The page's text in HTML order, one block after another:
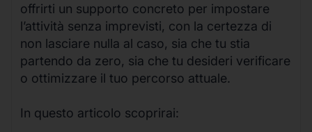
offrirti un supporto concreto per impostare
l’attività senza imprevisti, con la certezza di
non lasciare nulla al caso, sia che tu stia
partendo da zero, sia che tu desideri verificare
o ottimizzare il tuo percorso attuale.
In questo articolo scoprirai: